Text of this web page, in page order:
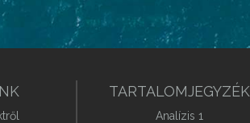
TARTALOMJEGYZÉK
Analízis 1